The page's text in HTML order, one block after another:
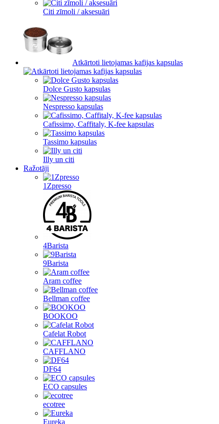
Citi zīmoli / aksesuāri
Atkārtoti lietojamas kafijas kapsulas
Dolce Gusto kapsulas
Nespresso kapsulas
Cafissimo, Caffitaly, K-fee kapsulas
Tassimo kapsulas
Illy un citi
Ražotāji
1Zpresso
4Barista
9Barista
Aram coffee
Bellman coffee
BOOKOO
Cafelat Robot
CAFFLANO
DF64
ECO capsules
ecotree
Eureka